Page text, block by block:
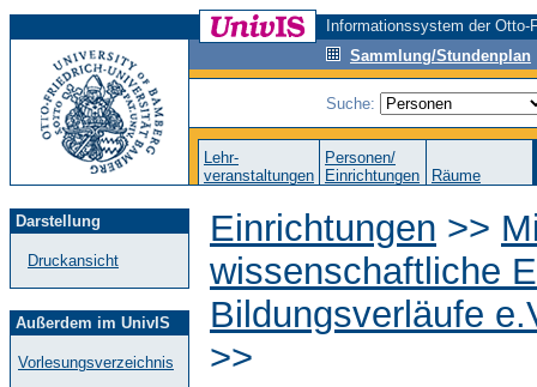
Informationssystem der
Sammlung/Stundenplan
Suche:
Lehr-
veranstaltungen
Personen/
Einrichtungen
Räume
Darstellung
Druckansicht
Außerdem im UnivIS
Vorlesungsverzeichnis
Einrichtungen >>
wissenschaftliche
Bildungsverläufe
>>